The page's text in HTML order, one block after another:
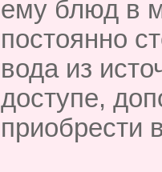
ему блюд в
постоянно
вода из
доступе,
приобрести